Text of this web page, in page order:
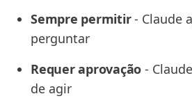
Sempre permitir- Claude
perguntar
Requer aprovação -
de agir